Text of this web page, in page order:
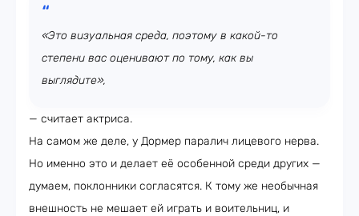
«Это визуальная среда, поэтому в какой-то
степени вас оценивают по тому, как вы
выглядите»,
— считает актриса.
На самом же деле, у Дормер паралич лицевого нерва.
Но именно это и делает её особенной среди других —
думаем, поклонники согласятся. К тому же необычная
внешность не мешает ей играть и воительниц, и